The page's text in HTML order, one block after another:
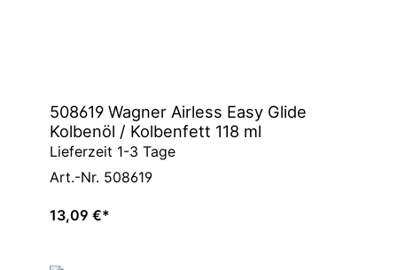
508619 Wagner Airless Easy Glide
Kolbenöl / Kolbenfett 118 ml
Lieferzeit 1-3 Tage
Art.-Nr. 508619
13,09 €*